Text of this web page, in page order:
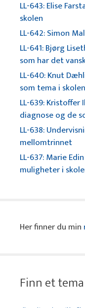
LL-643: Elise
skolen
LL-642: Simon
LL-641: Bjørg
som har det
LL-640: Knut
som tema i skolen
LL-639: Kristoffer
diagnose og de
LL-638:
mellomtrinnet
LL-637: Marie
muligheter i
Her finner du min
Finn et tema